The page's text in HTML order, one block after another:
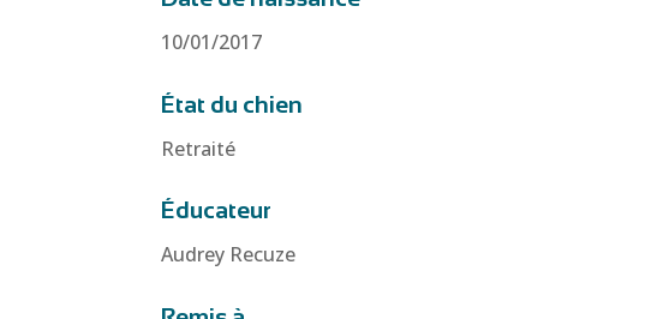
10/01/2017
État du chien
Retraité
Éducateur
Audrey Recuze